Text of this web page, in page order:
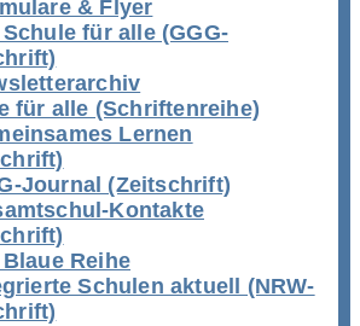
& Flyer
Schule für alle (GGG-
für alle (Schriftenreihe)
Lernen
Journal (Zeitschrift)
Kontakte
Blaue Reihe
Schulen aktuell (NRW-